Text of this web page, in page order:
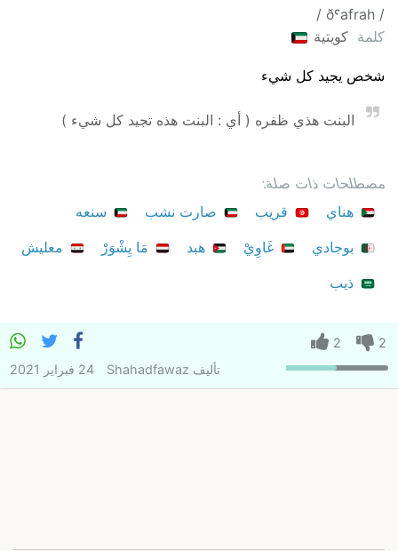
‏/ ðˤafrah /
كلمة كويتية
شخص يجيد كل شيء
البنت هذي ظفره ( أي : البنت هذه تجيد كل شيء )
مصطلحات ذات صلة:
هناي
قريب صارت نشب
سنعه
بوجادي
غَاوِيْ هبد مَا يِشْوَرْ
معليش
ذيب
2
2
تأليف Shahadfawaz 24 فبراير 2021